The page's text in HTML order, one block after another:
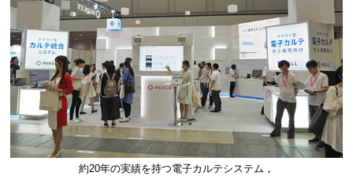
約20年の実績を持つ電子カルテシステム，